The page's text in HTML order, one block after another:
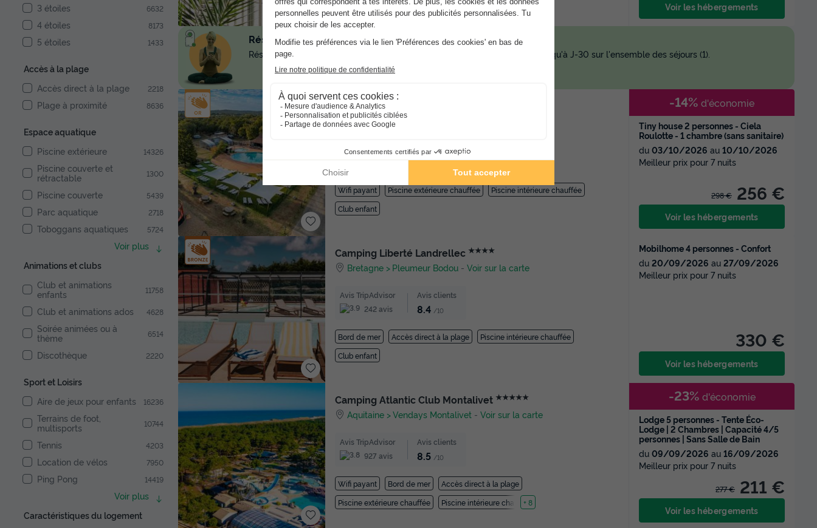
3 étoiles 6632
4 étoiles 8173
5 étoiles 1433
Accès à la plage
Accès direct à la plage
2218
Plage à proximité 8636
Espace aquatique
Piscine extérieure
14326
Piscine couverte et
rétractable
1300
Piscine couverte 5439
Parc aquatique 2718
Toboggans aquatiques 5724
Voir plus
Animations et clubs
Club et animations
enfants
11758
Club et animations ados 4628
Soirée animées ou à
thème
6514
Discothèque 2220
Sport et Loisirs
Aire de jeux pour enfants
16236
Terrains de foot,
multisports
10744
Tennis 4203
Location de vélos 7950
Ping Pong 14419
Voir plus
Caractéristiques du logement
Voir les hébergements
Camping Les Cigales - Ciela Village
Midi-pyrénées
Avis TripAdvisor
393 avis
Avis clients
8.9
Wifi payant Piscine extérieure chauffée
Piscine intérieure chauffée
Club enfant
Tiny house 2 personnes - Ciela
Roulotte - 1 chambre (sans sanitaire)
du 03/10/2026 au 10/10/2026
Meilleur prix pour 7 nuits
298 € 256 €
-14% d'économie
Voir les hébergements
Camping Liberté Landrellec ★★★★
Bretagne Pleumeur Bodou -Voir sur la carte
Avis TripAdvisor
242 avis
Avis clients
8.4 /10
Bord de mer Accès direct à la plage
Piscine intérieure chauffée
Club enfant
Mobilhome 4 personnes - Confort
du 20/09/2026 au 27/09/2026
Meilleur prix pour 7 nuits
330 €
Voir les hébergements
Camping Atlantic Club Montalivet ★★★★★
Aquitaine Vendays Montalivet -Voir sur la carte
Avis TripAdvisor
927 avis
Avis clients
8.5 /10
Wifi payant Bord de mer
Accès direct à la plage
Piscine extérieure chauffée
Piscine intérieure chauffée
+ 8
Lodge 5 personnes - Tente Éco-
Lodge | 2 Chambres | Capacité 4/5
personnes | Sans Salle de Bain
du 09/09/2026 au 16/09/2026
Meilleur prix pour 7 nuits
277 € 211 €
-23% d'économie
Voir les hébergements
Réservez l'esprit tranquille avec l'Annulation Gratuite !
Réservez sereinement votre prochain séjour grâce à l'annulation gratuite jusqu'à J-30 sur l'ensemble des séjours (1).